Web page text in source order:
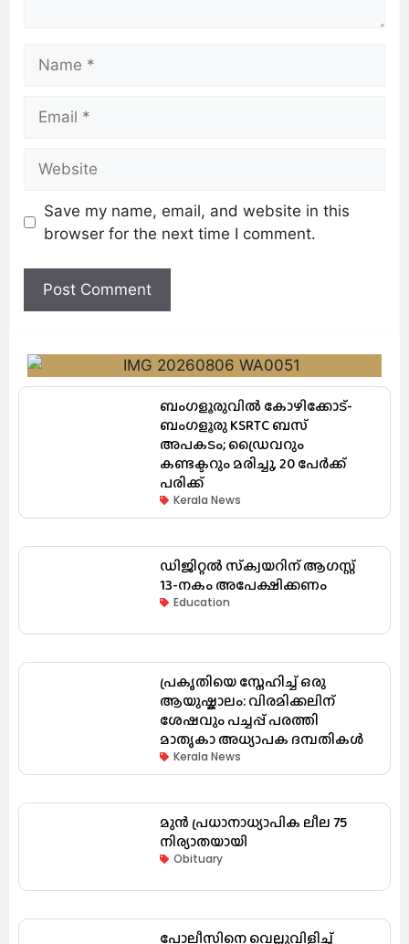
Save my name, email, and website in this
browser for the next time I comment.
ബംഗളൂരുവിൽ കോഴിക്കോട്-
ബംഗളൂരു KSRTC ബസ്
അപകടം; ഡ്രൈവറും
കണ്ടക്ടറും മരിച്ചു, 20 പേർക്ക്
പരിക്ക്
Kerala News
ഡിജിറ്റൽ സ്‌ക്വയറിന് ആഗസ്റ്റ്
13-നകം അപേക്ഷിക്കണം
Education
പ്രകൃതിയെ സ്നേഹിച്ച് ഒരു
ആയുഷ്കാലം: വിരമിക്കലിന്
ശേഷവും പച്ചപ്പ് പരത്തി
മാതൃകാ അധ്യാപക ദമ്പതികൾ
Kerala News
മുൻ പ്രധാനാധ്യാപിക ലീല 75
നിര്യാതയായി
Obituary
പോലീസിനെ വെല്ലുവിളിച്ച്